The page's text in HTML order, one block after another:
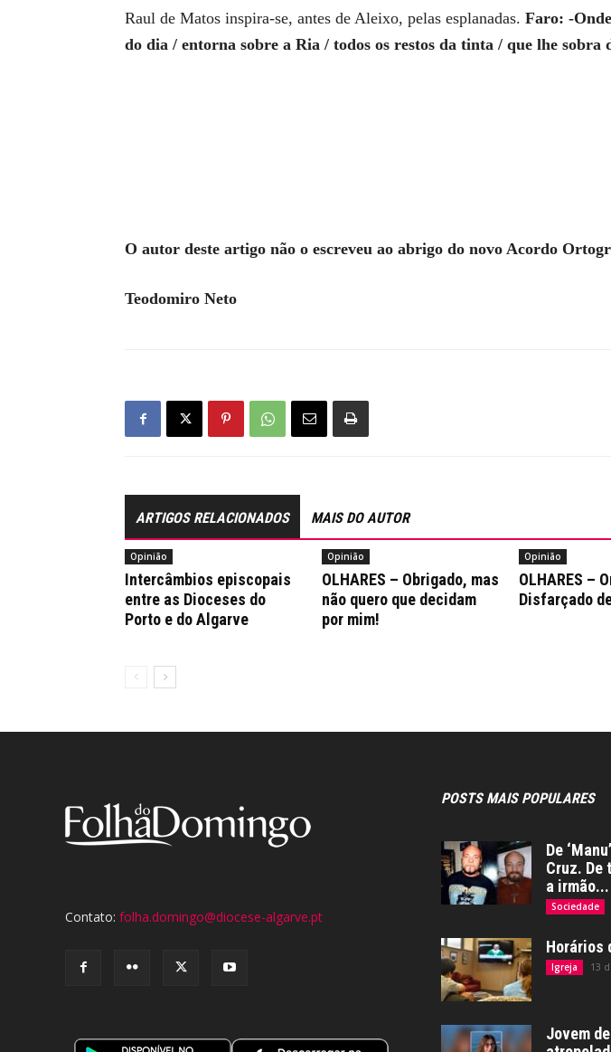
Raul de Matos inspira-se, antes de Aleixo, pelas esplanadas. Faro: -
do dia / entorna sobre a Ria / todos os restos da tinta / que lhe sobra
O autor deste artigo não o escreveu ao abrigo do novo Acordo
Teodomiro Neto
ARTIGOS RELACIONADOS MAIS DO AUTOR
Opinião
Intercâmbios episcopais
entre as Dioceses do
Porto e do Algarve
Opinião
OLHARES – Obrigado, mas
não quero que decidam
por mim!
Opinião
OLHARES –
Disfarçado
Contato: folha.domingo@diocese-algarve.pt
POSTS MAIS POPULARES
De
Cruz. De
a irmão...
Sociedade
Horários
Igreja 13
Jovem